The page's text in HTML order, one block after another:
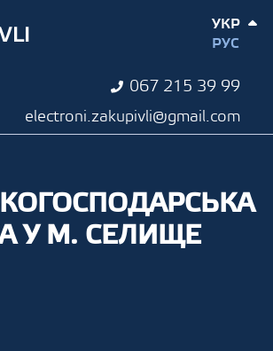
067 215 39 99
electroni.zakupivli@gmail.com
УКР
РУС
У М. СЕЛИЩЕ